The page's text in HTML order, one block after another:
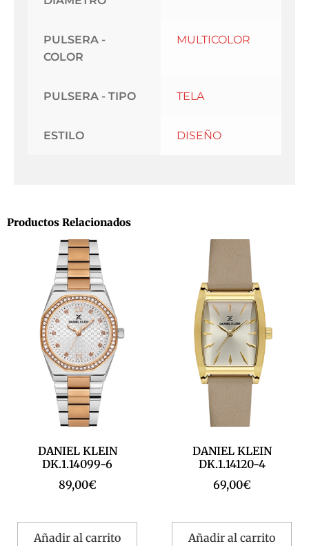
PULSERA -
COLOR
MULTICOLOR
PULSERA - TIPO TELA
ESTILO DISEÑO
Productos Relacionados
DANIEL KLEIN
DK.1.14099-6
89,00€
Añadir al carrito
DANIEL KLEIN
DK.1.14120-4
69,00€
Añadir al carrito